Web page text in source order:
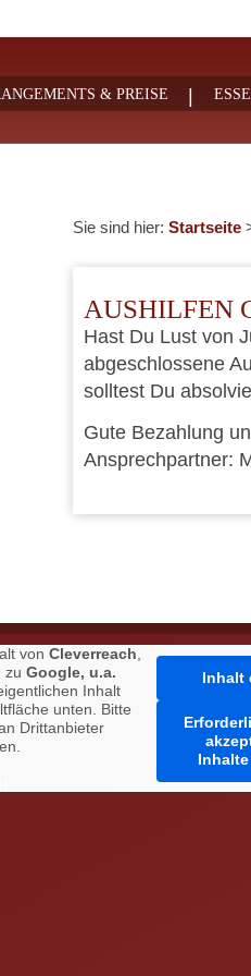
& PREISE
Sie sind hier: Startseite
AUSHILFEN
Hast Du Lust von
abgeschlossene
solltest Du
Gute Bezahlung
Ansprechpartner:
von Cleverreach,
zu Google, u.a.
Inhalt
unten. Bitte
Drittanbieter
Inhalt